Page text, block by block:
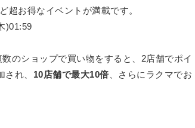
超お得なイベントが満載です。
)01:59
のショップで買い物をすると、2店舗でポイ
れ、 10店舗で最大10倍 、さらにラクマでお